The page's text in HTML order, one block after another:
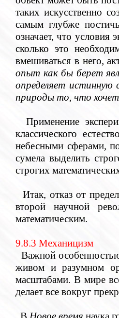
таких искусственно
самым глубже
означает, что условия
сколько это
вмешиваться в него,
опыт как бы берет
определяет
природы то, что
Применение
классического
небесными сферами,
сумела выделить
строгих
Итак, отказ от
второй научной
математическим.
9.8.3 Механицизм
Важной
живом и разумном
масштабами. В мире
делает все вокруг